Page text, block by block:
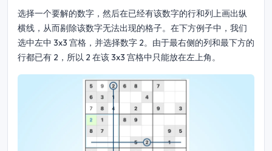
选择一个要解的数字，然后在已经有该数字的行和列上画出纵
横线，从而剔除该数字无法出现的格子。在下方例子中，我们
选中左中 3x3 宫格，并选择数字 2。由于最右侧的列和最下方的
行都已有 2，所以 2 在该 3x3 宫格中只能放在左上角。